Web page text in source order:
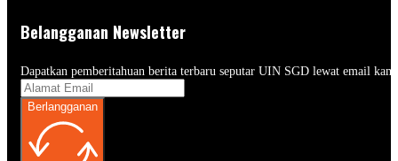
Belangganan Newsletter
Dapatkan pemberitahuan berita terbaru seputar UIN SGD lewat email
Berlangganan